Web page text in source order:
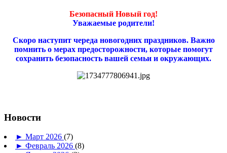
Безопасный Новый год!
Уважаемые родители!
Скоро наступит череда новогодних праздников. Важно
помнить о мерах предосторожности, которые помогут
сохранить безопасность вашей семьи и окружающих.
Новости
► Март 2026 (7)
► Февраль 2026 (8)